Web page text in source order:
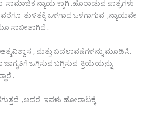
ನ್ಯಾಯ ಕ್ಕಾಗಿ .ಹೊರಾಡುವ ಪಾತ್ರಗಳು
ತುಳಿತಕ್ಕೆ ಒಳಗಾದ ಒಳಗಾಗುವ ,ನ್ಯಾಯವೇ
ಸಾಬೀತಾಗಿದೆ .
, ಮತ್ತು ಬದಲಾವಣೆಗಳನ್ನು ಮೂಡಿಸಿ.
ಒಗ್ಗಿಸುವ ಬಗ್ಗಿಸುವ ಕ್ರಿಯೆಯನ್ನು
.
,ಆದರೆ ಇವಳು ಹೋರಾಟಕ್ಕೆ